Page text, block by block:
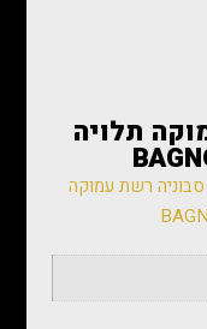
תלויה
רשת עמוקה